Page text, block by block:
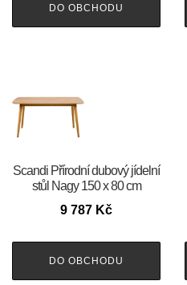
DO OBCHODU
Scandi Přírodní dubový jídelní
stůl Nagy 150 x 80 cm
9 787 Kč
DO OBCHODU